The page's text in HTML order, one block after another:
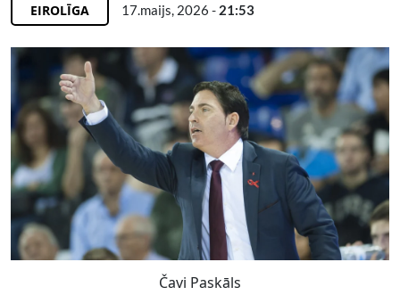
EIROLĪGA 17.maijs, 2026 - 21:53
Čavi Paskāls